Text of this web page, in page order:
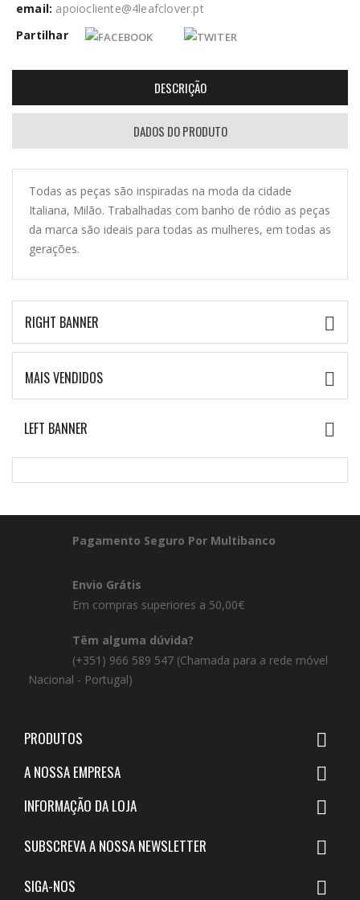
email: apoiocliente@4leafclover.pt
Partilhar
DESCRIÇÃO
DADOS DO PRODUTO
Todas as peças são inspiradas na moda da cidade
Italiana, Milão. Trabalhadas com banho de ródio as peças
da marca são ideais para todas as mulheres, em todas as
gerações.
RIGHT BANNER 
MAIS VENDIDOS 
LEFT BANNER 
Pagamento Seguro Por Multibanco
Envio Grátis
Em compras superiores a 50,00€
Têm alguma dúvida?
(+351) 966 589 547 (Chamada para a rede móvel
Nacional - Portugal)
PRODUTOS 
A NOSSA EMPRESA 
INFORMAÇÃO DA LOJA 
SUBSCREVA A NOSSA NEWSLETTER 
SIGA-NOS 